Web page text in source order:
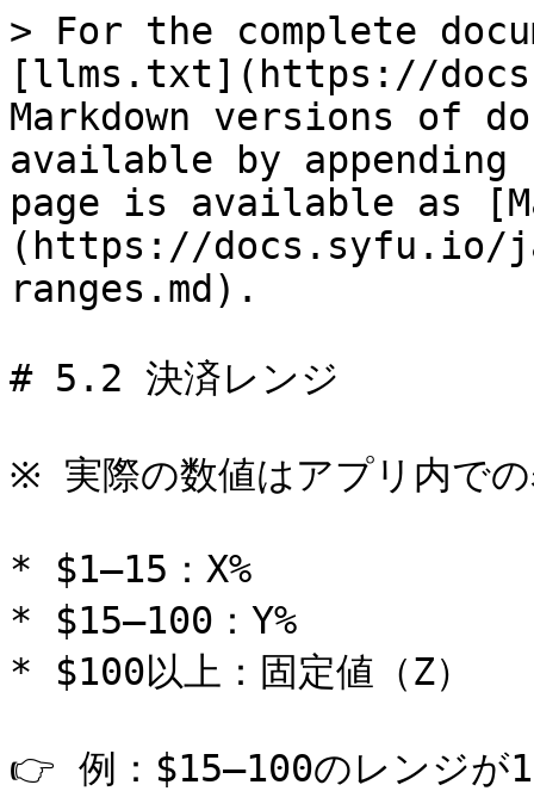
> For the complete
[llms.txt](https://
Markdown versions of
available by
page is available as
(https://docs.syfu.io/
ranges.md).
# 5.2 決済レンジ
※ 実際の数値はアプリ内で
* $1–15：X%
* $15–100：Y%
* $100以上：固定値（Z）
👉 例：$15–100のレンジが